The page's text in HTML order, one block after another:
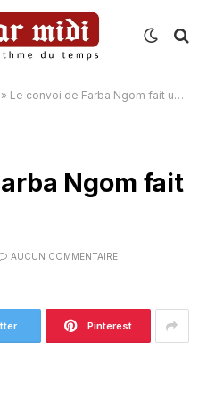
» Le convoi de Farba Ngom fait un mort
Ngom fait
AUCUN COMMENTAIRE
Pinterest